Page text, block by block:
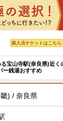
購入済チケットはこちら
る宝山寺駅(奈良県)近
ー銭湯おすすめ
) / 奈良県